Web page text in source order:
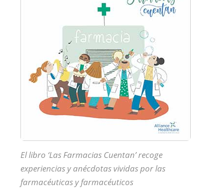
El libro ‘Las Farmacias Cuentan’ recoge
experiencias y anécdotas vividas por las
farmacéuticas y farmacéuticos